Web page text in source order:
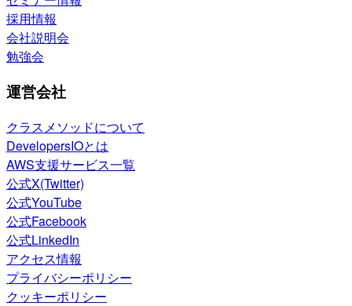
採用情報
会社説明会
勉強会
運営会社
クラスメソッドについて
DevelopersIOとは
AWS支援サービス一覧
公式X(Twitter)
公式YouTube
公式Facebook
公式LinkedIn
アクセス情報
プライバシーポリシー
クッキーポリシー